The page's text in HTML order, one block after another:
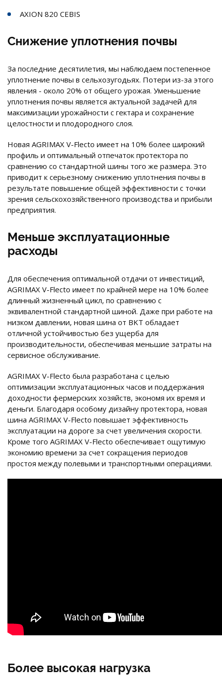
AXION 820 CEBIS
Снижение уплотнения почвы
За последние десятилетия, мы наблюдаем постепенное
уплотнение почвы в сельхозугодьях. Потери из-за этого
явления - около 20% от общего урожая. Уменьшение
уплотнения почвы является актуальной задачей для
максимизации урожайности с гектара и сохранение
целостности и плодородного слоя.
Новая AGRIMAX V-Flecto имеет на 10% более широкий
профиль и оптимальный отпечаток протектора по
сравнению со стандартной шины того же размера. Это
приводит к серьезному снижению уплотнения почвы в
результате повышение общей эффективности с точки
зрения сельскохозяйственного производства и прибыли
предприятия.
Меньше эксплуатационные
расходы
Для обеспечения оптимальной отдачи от инвестиций,
AGRIMAX V-Flecto имеет по крайней мере на 10% более
длинный жизненный цикл, по сравнению с
эквивалентной стандартной шиной. Даже при работе на
низком давлении, новая шина от BKT обладает
отличной устойчивостью без ущерба для
производительности, обеспечивая меньшие затраты на
сервисное обслуживание.
AGRIMAX V-Flecto была разработана с целью
оптимизации эксплуатационных часов и поддержания
доходности фермерских хозяйств, экономя их время и
деньги. Благодаря особому дизайну протектора, новая
шина AGRIMAX V-Flecto повышает эффективность
эксплуатации на дороге за счет увеличения скорости.
Кроме того AGRIMAX V-Flecto обеспечивает ощутимую
экономию времени за счет сокращения периодов
простоя между полевыми и транспортными операциями.
Более высокая нагрузка